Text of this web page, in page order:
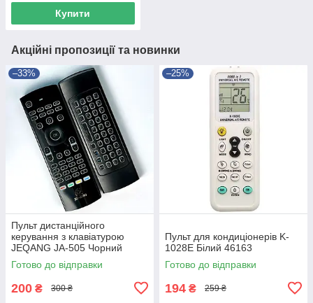
Купити
Акційні пропозиції та новинки
–33%
Пульт дистанційного
керування з клавіатурою
JEQANG JA-505 Чорний
Готово до відправки
200 ₴ 300 ₴
–25%
Пульт для кондиціонерів K-
1028E Білий 46163
Готово до відправки
194 ₴ 259 ₴